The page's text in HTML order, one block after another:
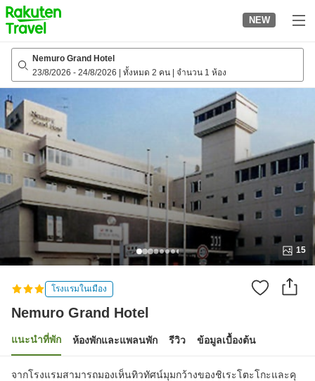
to
top
page
NEW
Nemuro Grand Hotel
23/8/2026 - 24/8/2026 ทั้งหมด 2 คน จำนวน 1 ห้อง
15
โรงแรมในเมือง
Nemuro Grand Hotel
แนะนำที่พัก ห้องพักและแพลนพัก รีวิว ข้อมูลเบื้องต้น
จากโรงแรมสามารถมองเห็นทิวทัศน์มุมกว้างของชิเระโตะโกะและคุ